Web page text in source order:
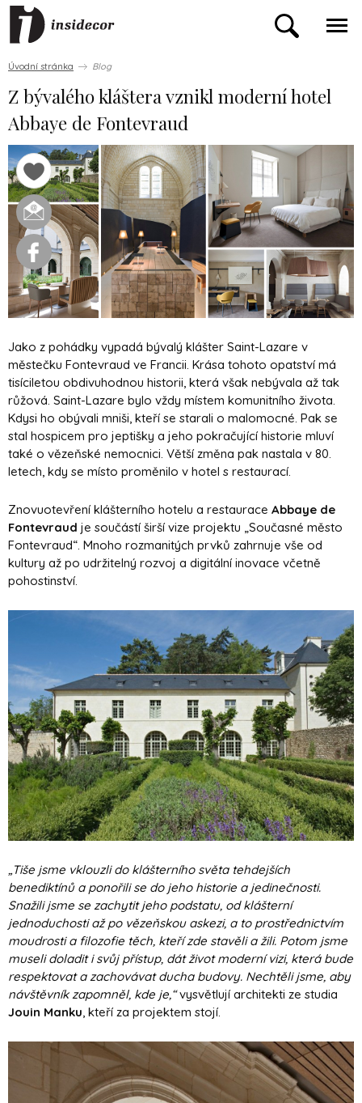
Úvodní stránka Blog
Z bývalého kláštera vznikl moderní hotel
Abbaye de Fontevraud
Jako z pohádky vypadá bývalý klášter Saint-Lazare v
městečku Fontevraud ve Francii. Krása tohoto opatství má
tisíciletou obdivuhodnou historii, která však nebývala až tak
růžová. Saint-Lazare bylo vždy místem komunitního života.
Kdysi ho obývali mniši, kteří se starali o malomocné. Pak se
stal hospicem pro jeptišky a jeho pokračující historie mluví
také o vězeňské nemocnici. Větší změna pak nastala v 80.
letech, kdy se místo proměnilo v hotel s restaurací.
Znovuotevření klášterního hotelu a restaurace Abbaye de
Fontevraud je součástí širší vize projektu „Současné město
Fontevraud“. Mnoho rozmanitých prvků zahrnuje vše od
kultury až po udržitelný rozvoj a digitální inovace včetně
pohostinství.
„Tiše jsme vklouzli do klášterního světa tehdejších
benediktínů a ponořili se do jeho historie a jedinečnosti.
Snažili jsme se zachytit jeho podstatu, od klášterní
jednoduchosti až po vězeňskou askezi, a to prostřednictvím
moudrosti a filozofie těch, kteří zde stavěli a žili. Potom jsme
museli doladit i svůj přístup, dát život moderní vizi, která bude
respektovat a zachovávat ducha budovy. Nechtěli jsme, aby
návštěvník zapomněl, kde je,“vysvětlují architekti ze studia
Jouin Manku, kteří za projektem stojí.